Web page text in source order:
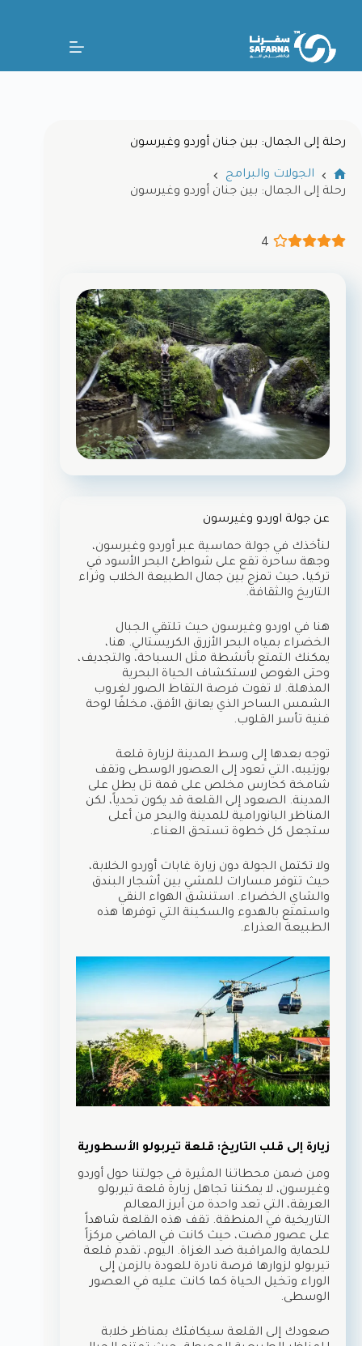
رحلة إلى الجمال: بين جنان أوردو وغيرسون
الجولات والبرامج
رحلة إلى الجمال: بين جنان أوردو وغيرسون
4
عن جولة اوردو وغيرسون
لنأخذك في جولة حماسية عبر أوردو وغيرسون،
وجهة ساحرة تقع على شواطئ البحر الأسود في
تركيا، حيث تمزج بين جمال الطبيعة الخلاب وثراء
التاريخ والثقافة.
هنا في اوردو وغيرسون حيث تلتقي الجبال
الخضراء بمياه البحر الأزرق الكريستالي. هنا،
يمكنك التمتع بأنشطة مثل السباحة، والتجديف،
وحتى الغوص لاستكشاف الحياة البحرية
المذهلة. لا تفوت فرصة التقاط الصور لغروب
الشمس الساحر الذي يعانق الأفق، مخلفًا لوحة
فنية تأسر القلوب.
توجه بعدها إلى وسط المدينة لزيارة قلعة
بوزتيبه، التي تعود إلى العصور الوسطى وتقف
شامخة كحارس مخلص على قمة تل يطل على
المدينة. الصعود إلى القلعة قد يكون تحدياً، لكن
المناظر البانورامية للمدينة والبحر من أعلى
ستجعل كل خطوة تستحق العناء.
ولا تكتمل الجولة دون زيارة غابات أوردو الخلابة،
حيث تتوفر مسارات للمشي بين أشجار البندق
والشاي الخضراء. استنشق الهواء النقي
واستمتع بالهدوء والسكينة التي توفرها هذه
الطبيعة العذراء.
زيارة إلى قلب التاريخ: قلعة تيربولو الأسطورية
ومن ضمن محطاتنا المثيرة في جولتنا حول أوردو
وغيرسون، لا يمكننا تجاهل زيارة قلعة تيربولو
العريقة، التي تعد واحدة من أبرز المعالم
التاريخية في المنطقة. تقف هذه القلعة شاهداً
على عصور مضت، حيث كانت في الماضي مركزاً
للحماية والمراقبة ضد الغزاة. اليوم، تقدم قلعة
تيربولو لزوارها فرصة نادرة للعودة بالزمن إلى
الوراء وتخيل الحياة كما كانت عليه في العصور
الوسطى.
صعودك إلى القلعة سيكافئك بمناظر خلابة